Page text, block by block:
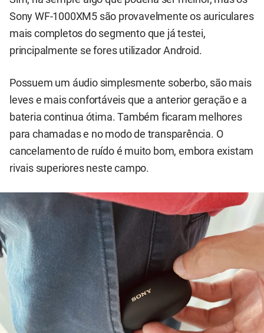
Sony WF-1000XM5 são provavelmente os auriculares
mais completos do segmento que já testei,
principalmente se fores utilizador Android.
Possuem um áudio simplesmente soberbo, são mais
leves e mais confortáveis que a anterior geração e a
bateria continua ótima. Também ficaram melhores
para chamadas e no modo de transparência. O
cancelamento de ruído é muito bom, embora existam
rivais superiores neste campo.